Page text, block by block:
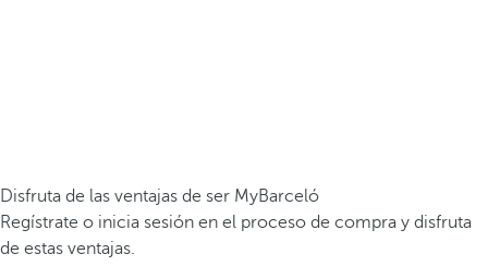
Disfruta de las ventajas de ser MyBarceló
Regístrate o inicia sesión en el proceso de compra y disfruta
de estas ventajas.